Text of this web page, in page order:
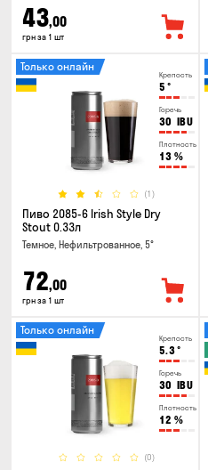
43,00
грн за 1 шт
Крепость
5 °
Горечь
30 IBU
Плотность
13 %
(1)
Только онлайн
Пиво 2085-6 Irish Style Dry
Stout 0.33л
Темное, Нефильтрованное, 5°
72,00
грн за 1 шт
Крепость
5.3°
Горечь
30 IBU
Плотность
12 %
(0)
Только онлайн